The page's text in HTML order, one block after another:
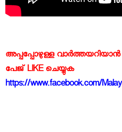
അപ്പപ്പോഴുള്ള
പേജ് LIKE ചെയ്യുക
https://www.facebook.com/